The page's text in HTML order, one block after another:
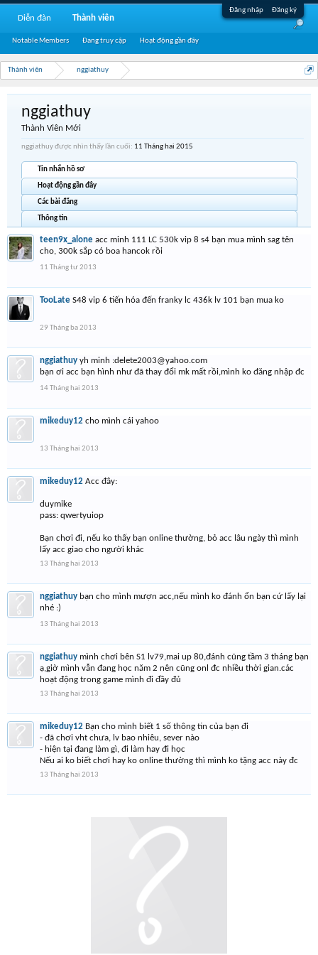
Đăng nhập Đăng ký
Thành viên nggiathuy
nggiathuy
Thành Viên Mới
nggiathuy được nhìn thấy lần cuối: 11 Tháng hai 2015
Tin nhắn hồ sơ
Hoạt động gần đây
Các bài đăng
Thông tin
teen9x_alone acc minh 111 LC 530k vip 8 s4 bạn mua mình sag tên
cho, 300k sắp có boa hancok rồi
11 Tháng tư 2013
TooLate S48 vip 6 tiến hóa đến franky lc 436k lv 101 bạn mua ko
29 Tháng ba 2013
nggiathuy yh minh :delete2003@yahoo.com
bạn ơi acc bạn hình như đã thay đổi mk mất rồi,mình ko đăng nhập đc
14 Tháng hai 2013
mikeduy12 cho mình cái yahoo
13 Tháng hai 2013
mikeduy12 Acc đây:
duymike
pass: qwertyuiop
Bạn chơi đi, nếu ko thấy bạn online thường, bỏ acc lâu ngày thì mình
lấy acc giao cho người khác
13 Tháng hai 2013
nggiathuy bạn cho mình mượn acc,nếu mình ko đánh ổn bạn cứ lấy lại
nhé :)
13 Tháng hai 2013
nggiathuy mình chơi bên S1 lv79,mai up 80,đánh cũng tầm 3 tháng bạn
ạ,giờ mình vẫn đang học năm 2 nên cũng onl đc nhiều thời gian.các
hoạt động trong game mình đi đầy đủ
13 Tháng hai 2013
mikeduy12 Bạn cho mình biết 1 số thông tin của bạn đi
- đã chơi vht chưa, lv bao nhiêu, sever nào
- hiện tại đang làm gì, đi làm hay đi học
Nếu ai ko biết chơi hay ko online thường thì mình ko tặng acc này đc
13 Tháng hai 2013
Diễn đàn Thành viên
Notable Members Đang truy cập Hoạt động gần đây